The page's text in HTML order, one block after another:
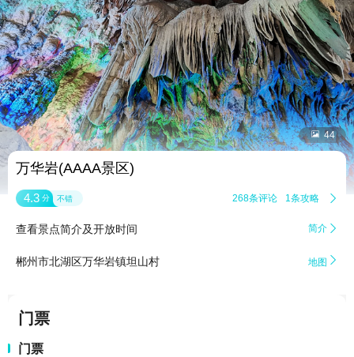
 44
万华岩(AAAA景区)
4.3 分 不错 268条评论 1条攻略 
查看景点简介及开放时间 简介 
郴州市北湖区万华岩镇坦山村 地图 
门票
门票
